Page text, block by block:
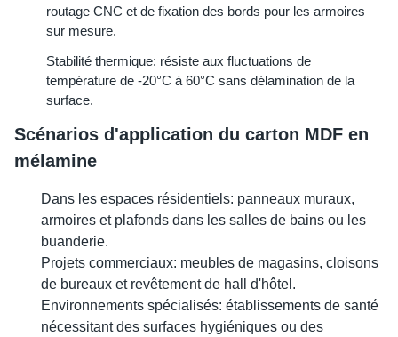
routage CNC et de fixation des bords pour les armoires
sur mesure.
Stabilité thermique: résiste aux fluctuations de
température de -20°C à 60°C sans délamination de la
surface.
Scénarios d'application du carton MDF en
mélamine
Dans les espaces résidentiels: panneaux muraux,
armoires et plafonds dans les salles de bains ou les
buanderie.
Projets commerciaux: meubles de magasins, cloisons
de bureaux et revêtement de hall d'hôtel.
Environnements spécialisés: établissements de santé
nécessitant des surfaces hygiéniques ou des